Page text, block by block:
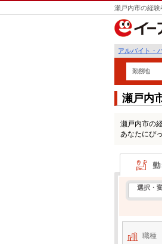
瀬戸内市の経
アルバイト・
勤務地
瀬戸内
瀬戸内市の
あなたにぴ
勤務地で検索
選択・
職種